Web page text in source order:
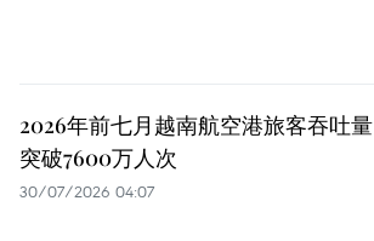
2026年前七月越南航空港旅客吞吐量
突破7600万人次
30/07/2026 04:07